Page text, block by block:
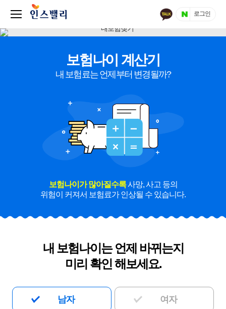
로그인
보험나이 계산기
내 보험료는 언제부터 변경될까?
보험나이가 많아질수록사망, 사고 등의
위험이 커져서 보험료가 인상될 수 있습니다.
내 보험나이는 언제 바뀌는지
미리 확인 해보세요.
남자 여자